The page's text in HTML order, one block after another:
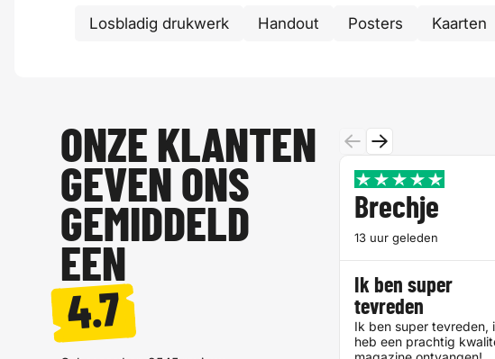
Losbladig drukwerk Handout Posters Kaarten
ONZE KLANTEN
GEVEN ONS
GEMIDDELD
EEN
4.7
Brechje
13 uur geleden
Ik ben super
tevreden
Ik ben super tevreden,
heb een prachtig